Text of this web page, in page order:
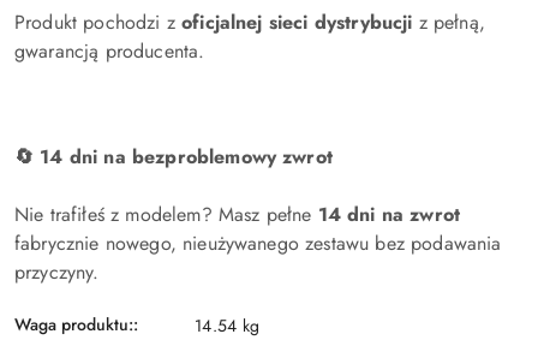
Produkt pochodzi zoficjalnej sieci dystrybucji z pełną,
gwarancją producenta.
🔄 14 dni na bezproblemowy zwrot
Nie trafiłeś z modelem? Masz pełne 14 dni na zwrot
fabrycznie nowego, nieużywanego zestawu bez podawania
przyczyny.
Waga produktu:: 14.54 kg